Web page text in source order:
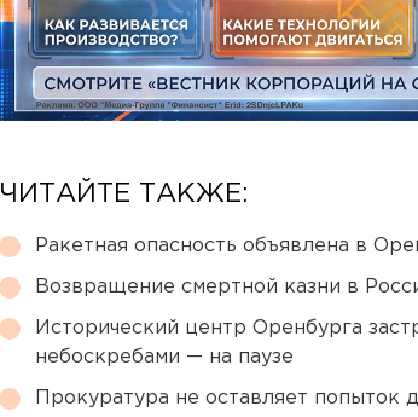
ЧИТАЙТЕ ТАКЖЕ:
Ракетная опасность объявлена в
Возвращение смертной казни в
Исторический центр Оренбурга
небоскребами — на паузе
Прокуратура не оставляет